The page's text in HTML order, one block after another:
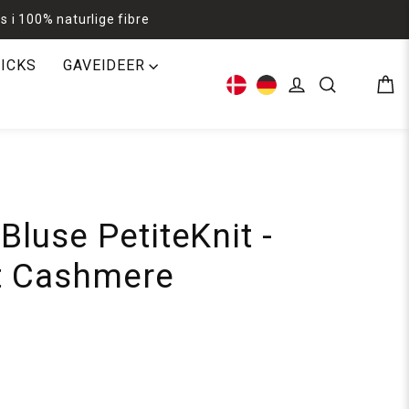
i 100% naturlige fibre
GAVEIDEER
PetiteKnit -